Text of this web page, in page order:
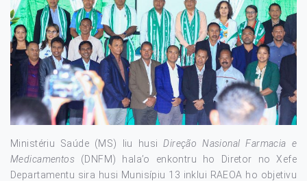
Ministériu Saúde (MS) liu husiDireção Nasional Farmacia e
Medicamentos (DNFM) hala’o enkontru ho Diretor no Xefe
Departamentu sira husi Munisípiu 13 inklui RAEOA ho objetivu